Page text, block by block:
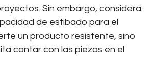
Sin embargo, considera
de estibado para el
un producto resistente, sino
contar con las piezas en el